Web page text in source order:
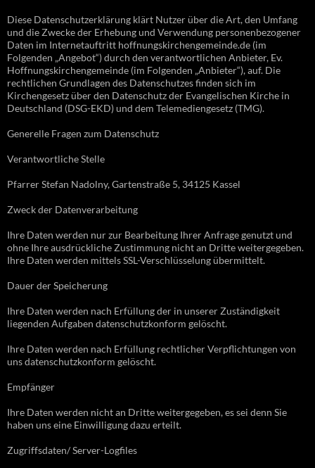
Diese Datenschutzerklärung klärt Nutzer über die Art, den Umfang
und die Zwecke der Erhebung und Verwendung personenbezogener
Daten im Internetauftritt hoffnungskirchengemeinde.de (im
Folgenden „Angebot“) durch den verantwortlichen Anbieter, Ev.
Hoffnungskirchengemeinde (im Folgenden „Anbieter“), auf. Die
rechtlichen Grundlagen des Datenschutzes finden sich im
Kirchengesetz über den Datenschutz der Evangelischen Kirche in
Deutschland (DSG-EKD) und dem Telemediengesetz (TMG).
Generelle Fragen zum Datenschutz
Verantwortliche Stelle
Pfarrer Stefan Nadolny, Gartenstraße 5, 34125 Kassel
Zweck der Datenverarbeitung
Ihre Daten werden nur zur Bearbeitung Ihrer Anfrage genutzt und
ohne Ihre ausdrückliche Zustimmung nicht an Dritte weitergegeben.
Ihre Daten werden mittels SSL-Verschlüsselung übermittelt.
Dauer der Speicherung
Ihre Daten werden nach Erfüllung der in unserer Zuständigkeit
liegenden Aufgaben datenschutzkonform gelöscht.
Ihre Daten werden nach Erfüllung rechtlicher Verpflichtungen von
uns datenschutzkonform gelöscht.
Empfänger
Ihre Daten werden nicht an Dritte weitergegeben, es sei denn Sie
haben uns eine Einwilligung dazu erteilt.
Zugriffsdaten/ Server-Logfiles